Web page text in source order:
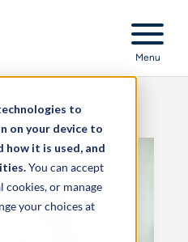
to
on your device to
it is used, and
You can accept
cookies, or manage
your choices at
Menu